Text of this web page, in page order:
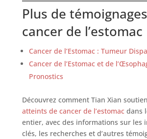
Plus de
cancer de l’estomac
Cancer de l’Estomac : Tumeur
Cancer de l’Estomac et de
Pronostics
Découvrez comment Tian Xian
atteints de cancer de l’estomacdans
entier, avec des informations sur les
clés, les recherches et d’autres